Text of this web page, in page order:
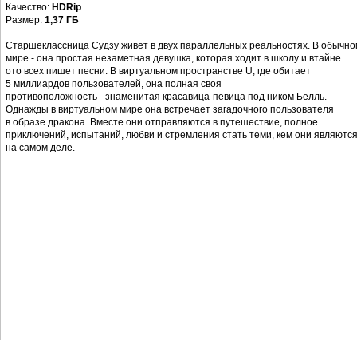
Качество: HDRip
Размер: 1,37 ГБ
Старшеклассница Судзу живет в двух параллельных реальностях. В
мире - она простая незаметная девушка, которая ходит в школу и втайне
ото всех пишет песни. В виртуальном пространстве U, где обитает
5 миллиардов пользователей, она полная своя
противоположность - знаменитая красавица-певица под ником Белль.
Однажды в виртуальном мире она встречает загадочного пользователя
в образе дракона. Вместе они отправляются в путешествие, полное
приключений, испытаний, любви и стремления стать теми, кем они являются
на самом деле.